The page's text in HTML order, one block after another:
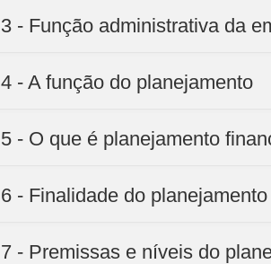
3 - Função administrativa da
4 - A função do planejamento
5 - O que é planejamento
6 - Finalidade do
7 - Premissas e níveis do